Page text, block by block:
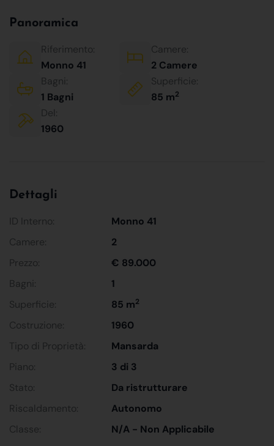
Panoramica
Riferimento:
Monno 41
Camere:
2 Camere
Bagni:
1 Bagni
Superficie:
85 m2
Del:
1960
Dettagli
ID Interno:
Monno 41
Camere:
2
Prezzo:
€ 89.000
Bagni:
1
Superficie:
85 m2
Costruzione:
1960
Tipo di Proprietà:
Mansarda
Piano:
3 di 3
Stato:
Da ristrutturare
Riscaldamento:
Autonomo
Classe:
N/A - Non Applicabile